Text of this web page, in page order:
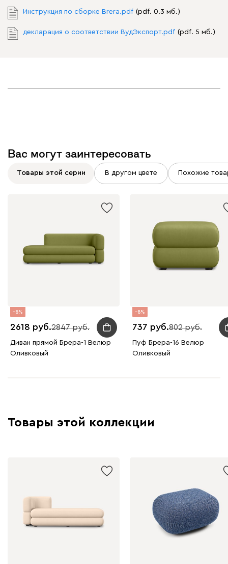
Инструкция по сборке Brera.pdf (pdf. 0.3 мб.)
декларация о соответствии ВудЭкспорт.pdf (pdf. 5 мб.)
Вас могут заинтересовать
Товары этой серии В другом цвете Похожие
8
2618 2847
Диван прямой Брера-1 Велюр
Оливковый
8
737 802
Пуф Брера-16 Велюр
Оливковый
Товары этой коллекции